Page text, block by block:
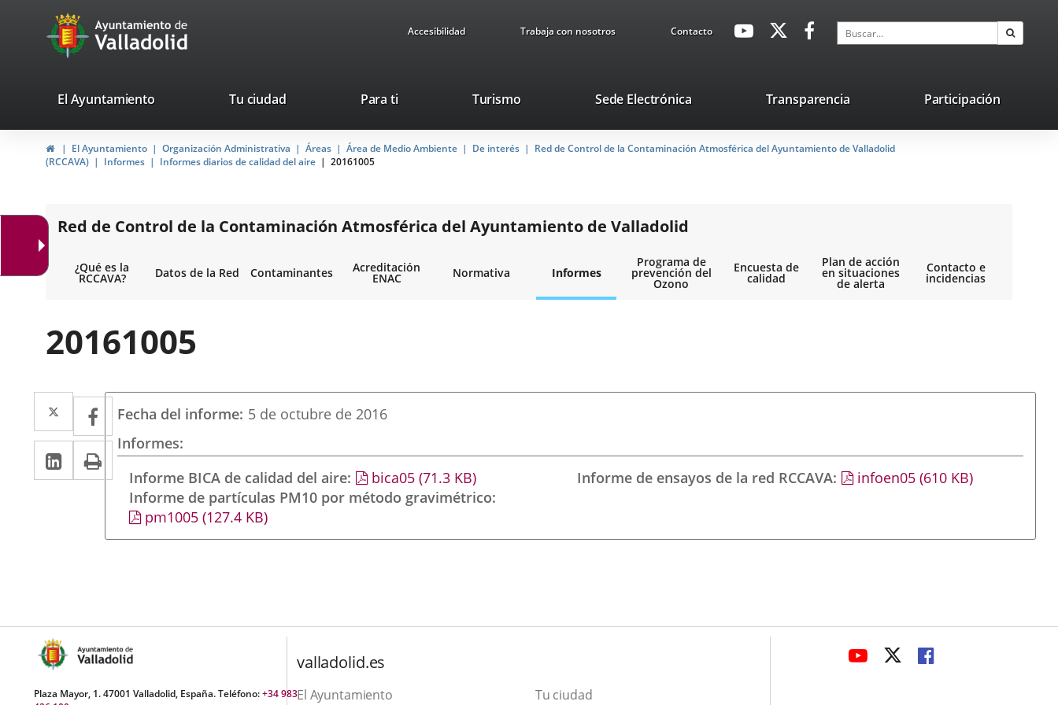
Portal
Web
Ayuntamiento
de
Valladolid
Accesibilidad Trabaja con nosotros ContactoavaHeaderSocial
Enlace
externa.
Enlace
aplicación
externa.
Enlace
aplicación
externa.
Buscar
valladolid.es
El Ayuntamiento Tu ciudad Para ti TurismoEste
se
abrirá
nueva.
Sede ElectrónicaEnlace
una
aplicación
Transparencia Participación
InicioEl Ayuntamiento Organización Administrativa Áreas Área de Medio Ambiente De interés
Red de Control de la Contaminación Atmosférica del Ayuntamiento de Valladolid
(RCCAVA)
Informes Informes diarios de calidad del aire 20161005
Red de Control de la Contaminación Atmosférica del Ayuntamiento de Valladolid
¿Qué es la
RCCAVA? Datos de la Red Contaminantes Acreditación
ENAC Normativa Informes
Programa de
prevención del
Ozono
Encuesta de
calidad
Plan de acción
en situaciones
de alerta
Contacto e
incidencias
20161005
Twitter
Enlace
a
una
aplicación
externa.
Facebook
Enlace
a
una
aplicación
externa.
LinkedIn
Enlace
a
aplicación
Imprimir
Fecha del informe 5 de octubre de 2016
Informes
Informe BICA de calidad del aire
bica05(71.3 KB)
Informe de partículas PM10 por método gravimétrico
pm1005(127.4 KB)
Informe de ensayos de la red RCCAVA infoen05 (610 KB)
Plaza Mayor, 1. 47001 Valladolid, España. Teléfono:+34 983
valladolid.es
El Ayuntamiento Tu ciudad
ENLACEENLACEENLACE